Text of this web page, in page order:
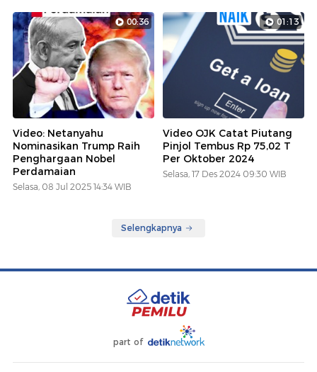
00:36
Video: Netanyahu
Nominasikan Trump Raih
Penghargaan Nobel
Perdamaian
Selasa, 08 Jul 2025 14:34 WIB
01:13
Video OJK Catat Piutang
Pinjol Tembus Rp 75,02 T
Per Oktober 2024
Selasa, 17 Des 2024 09:30 WIB
Selengkapnya
part of